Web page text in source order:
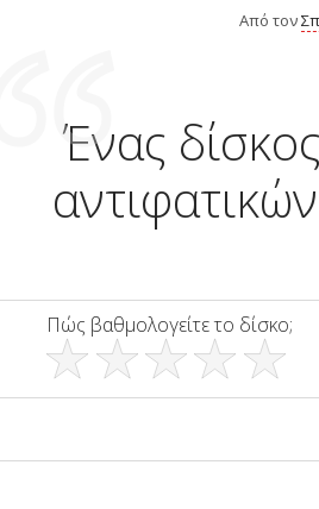
Από τον
Ένας
Πώς βαθμολογείτε το δίσκο;